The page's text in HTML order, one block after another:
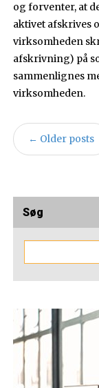
og forventer, at
aktivet afskrives
virksomheden
afskrivning) på
sammenlignes
virksomheden.
← Older posts
Søg